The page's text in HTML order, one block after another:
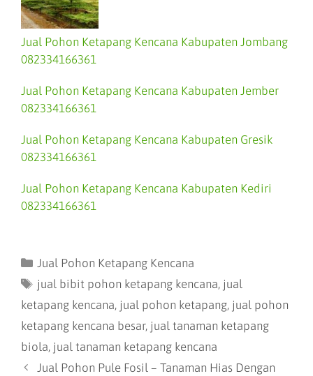
Jual Pohon Ketapang Kencana Kabupaten Jombang
082334166361
Jual Pohon Ketapang Kencana Kabupaten Jember
082334166361
Jual Pohon Ketapang Kencana Kabupaten Gresik
082334166361
Jual Pohon Ketapang Kencana Kabupaten Kediri
082334166361
Jual Pohon Ketapang Kencana
jual bibit pohon ketapang kencana, jual
ketapang kencana, jual pohon ketapang, jual pohon
ketapang kencana besar, jual tanaman ketapang
biola, jual tanaman ketapang kencana
Jual Pohon Pule Fosil – Tanaman Hias Dengan